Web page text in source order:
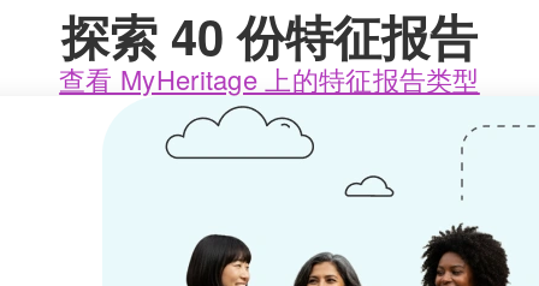
探索 40 份特征报告
查看 MyHeritage 上的特征报告类型